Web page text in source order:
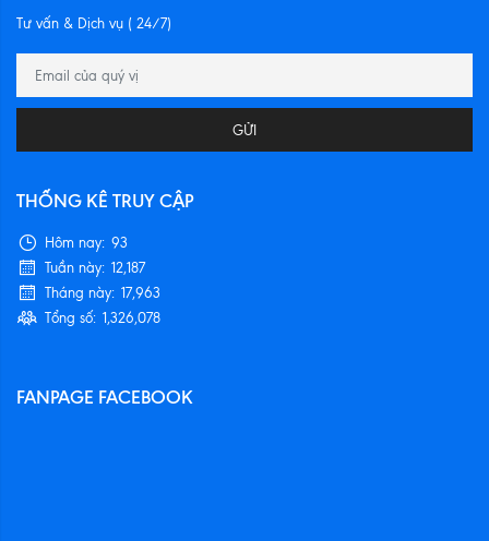
Tư vấn & Dịch vụ ( 24/7)
GỬI
THỐNG KÊ TRUY CẬP
Hôm nay: 93
Tuần này: 12,187
Tháng này: 17,963
Tổng số: 1,326,078
FANPAGE FACEBOOK